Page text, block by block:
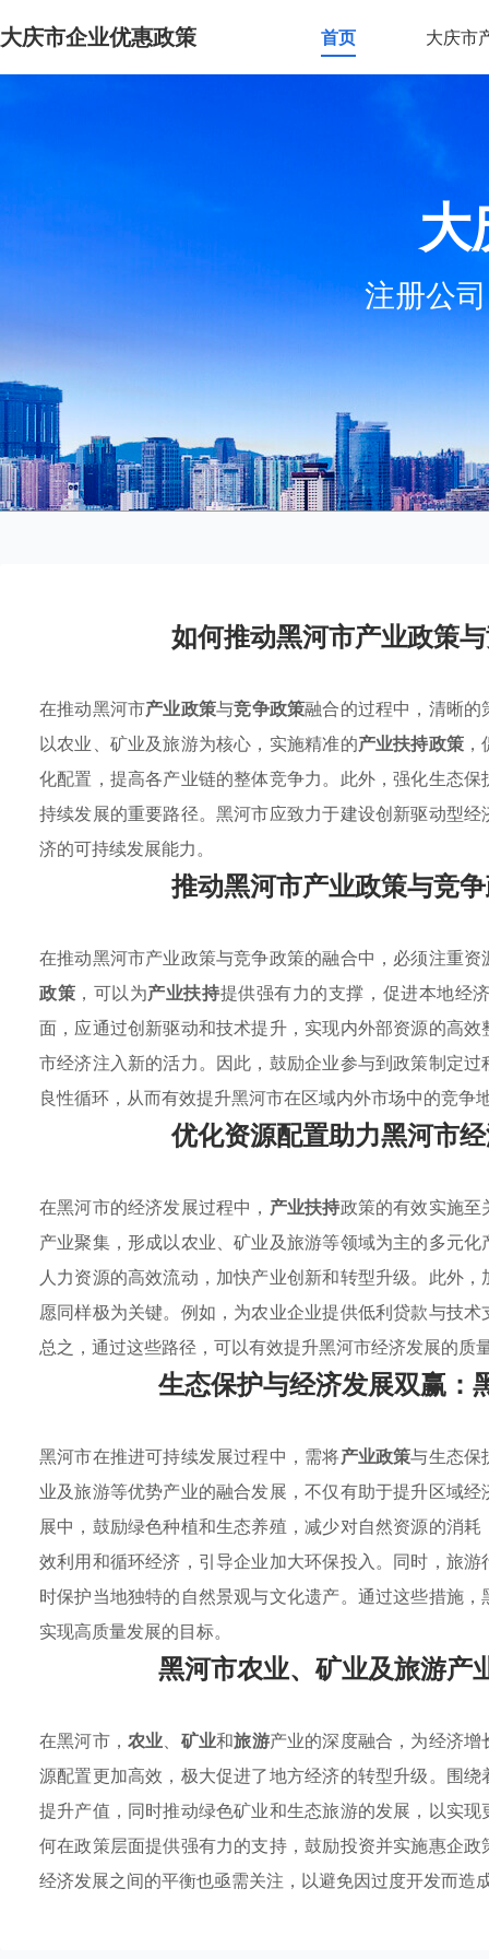
大庆市企业优惠政策 首页 大庆市
大
注册公
如何推动黑河市产业政策
在推动黑河市产业政策与竞争政策融合的过程中，清晰
以农业、矿业及旅游为核心，实施精准的产业扶持政策
化配置，提高各产业链的整体竞争力。此外，强化生态
持续发展的重要路径。黑河市应致力于建设创新驱动型
济的可持续发展能力。
推动黑河市产业政策与竞
在推动黑河市产业政策与竞争政策的融合中，必须注重
政策 ，可以为产业扶持提供强有力的支撑，促进本地经
面，应通过创新驱动和技术提升，实现内外部资源的高
市经济注入新的活力。因此，鼓励企业参与到政策制定
良性循环，从而有效提升黑河市在区域内外市场中的竞争
优化资源配置助力黑河市
在黑河市的经济发展过程中， 产业扶持政策的有效实施
产业聚集，形成以农业、矿业及旅游等领域为主的多元
人力资源的高效流动，加快产业创新和转型升级。此外
愿同样极为关键。例如，为农业企业提供低利贷款与技
总之，通过这些路径，可以有效提升黑河市经济发展的质
生态保护与经济发展双赢：
黑河市在推进可持续发展过程中，需将产业政策与生态保
业及旅游等优势产业的融合发展，不仅有助于提升区域
展中，鼓励绿色种植和生态养殖，减少对自然资源的消
效利用和循环经济，引导企业加大环保投入。同时，旅
时保护当地独特的自然景观与文化遗产。通过这些措施
实现高质量发展的目标。
黑河市农业、矿业及旅游产
在黑河市，农业、 矿业和旅游产业的深度融合，为经济
源配置更加高效，极大促进了地方经济的转型升级。围
提升产值，同时推动绿色矿业和生态旅游的发展，以实
何在政策层面提供强有力的支持，鼓励投资并实施惠企
经济发展之间的平衡也亟需关注，以避免因过度开发而造